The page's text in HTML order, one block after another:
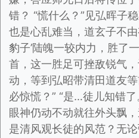
错？ “慌什么？”见弘晖子
也是心乱难当，道玄子不由
豹子’陆魄一较内力，胜了
首，这一胜足可挫敌锐气
动，等到弘昭带清田道友
必惊慌？” “是…徒儿知错了
眼神仍动不动就往外头飘
是清风观长徒的风范？无